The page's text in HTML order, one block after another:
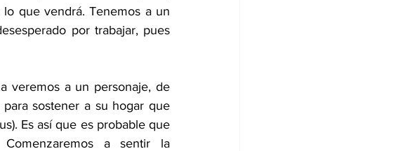
que vendrá. Tenemos a un
por trabajar, pues
veremos a un personaje, de
sostener a su hogar que
Es así que es probable que
a sentir la